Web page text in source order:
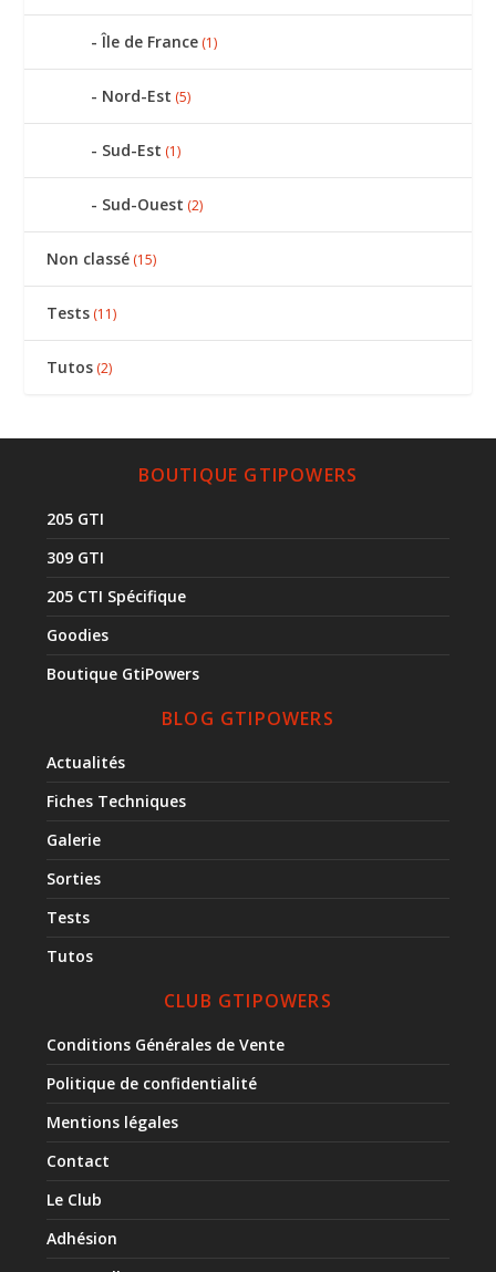
Île de France (1)
Nord-Est (5)
Sud-Est (1)
Sud-Ouest (2)
Non classé (15)
Tests (11)
Tutos (2)
BOUTIQUE GTIPOWERS
205 GTI
309 GTI
205 CTI Spécifique
Goodies
Boutique GtiPowers
BLOG GTIPOWERS
Actualités
Fiches Techniques
Galerie
Sorties
Tests
Tutos
CLUB GTIPOWERS
Conditions Générales de Vente
Politique de confidentialité
Mentions légales
Contact
Le Club
Adhésion